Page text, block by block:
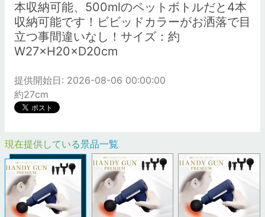
本収納可能、500mlのペットボトルだと4本
収納可能です！ビビッドカラーがお洒落で目
立つ事間違いなし！サイズ：約
W27×H20×D20cm
提供開始日: 2026-08-06 00:00:00
約27cm
現在提供している景品一覧